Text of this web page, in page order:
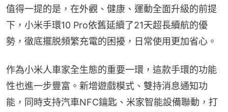
值得一提的是，在外觀、健康、運動全面升級的前提
下，小米手環10 Pro依舊延續了21天超長續航的優
勢，徹底擺脱頻繁充電的困擾，日常使用更加省心。
作為小米人車家全生態的重要一環，這款手環的功能
性也進一步豐富。新增遊戲模式、雙持消息通知功
能，同時支持汽車NFC鑰匙、米家智能設備聯動，打